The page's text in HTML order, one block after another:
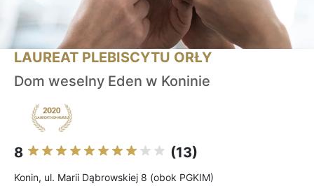
LAUREAT PLEBISCYTU ORŁY
Dom weselny Eden w Koninie
8 (13)
Konin, ul. Marii Dąbrowskiej 8 (obok PGKIM)